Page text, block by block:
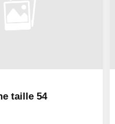
taille 54